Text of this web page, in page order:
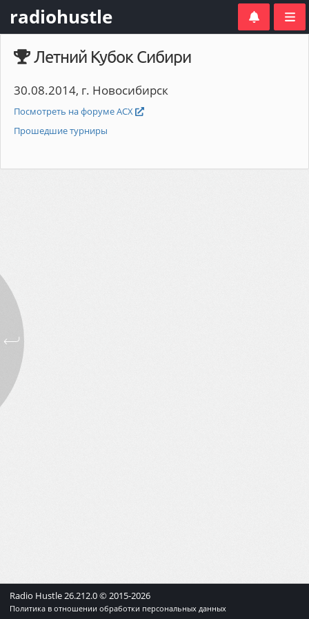
radiohustle
Летний Кубок Сибири
30.08.2014, г. Новосибирск
Посмотреть на форуме АСХ
Прошедшие турниры
Radio Hustle26.212.0© 2015-2026
Политика в отношении обработки персональных данных